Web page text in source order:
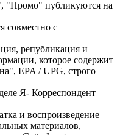
"Промо" публикуются на
совместно с
републикация и
которое содержит
EPA / UPG, строго
Я- Корреспондент
и воспроизведение
материалов,